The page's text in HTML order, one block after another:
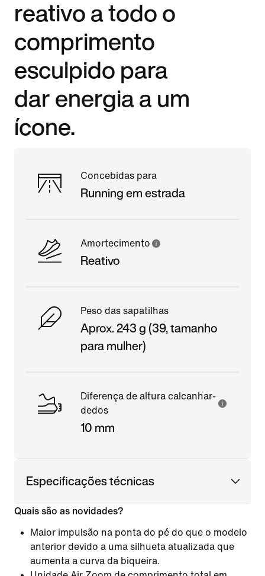
reativo a todo o
comprimento
esculpido para
dar energia a um
ícone.
Concebidas para
Running em estrada
Amortecimento
Reativo
Peso das sapatilhas
Aprox. 243 g (39, tamanho
para mulher)
Diferença de altura calcanhar-
dedos
10 mm
Especificações técnicas
Quais são as novidades?
Maior impulsão na ponta do pé do que o modelo
anterior devido a uma silhueta atualizada que
aumenta a curva da biqueira.